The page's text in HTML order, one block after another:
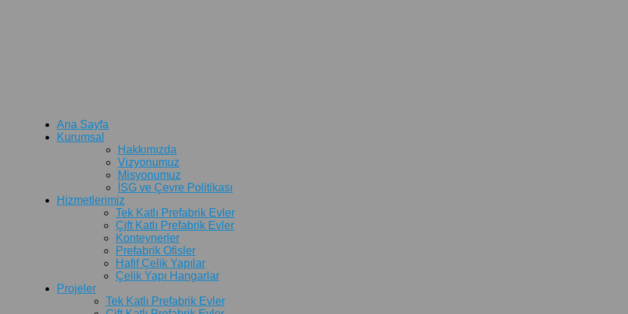
Ana Sayfa
Kurumsal
Hakkımızda
Vizyonumuz
Misyonumuz
İSG ve Çevre Politikası
Hizmetlerimiz
Tek Katlı Prefabrik Evler
Çift Katlı Prefabrik Evler
Konteynerler
Prefabrik Ofisler
Hafif Çelik Yapılar
Çelik Yapı Hangarlar
Projeler
Tek Katlı Prefabrik Evler